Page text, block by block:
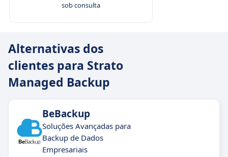
sob consulta
Alternativas dos
clientes para Strato
Managed Backup
BeBackup
Soluções Avançadas para
Backup de Dados
Empresariais